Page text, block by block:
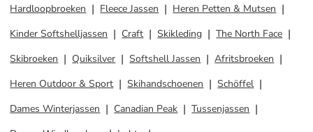
Hardloopbroeken
Fleece Jassen
Heren Petten & Mutsen
Kinder Softshelljassen
Craft Skikleding
The North Face
Skibroeken
Quiksilver Softshell Jassen
Afritsbroeken
Heren Outdoor & Sport
Skihandschoenen
Schöffel
Dames Winterjassen
Canadian Peak
Tussenjassen